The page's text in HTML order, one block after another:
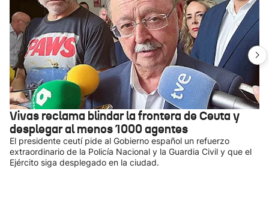
Vivas reclama blindar la frontera de Ceuta y
desplegar al menos 1000 agentes
El presidente ceutí pide al Gobierno español un refuerzo
extraordinario de la Policía Nacional y la Guardia Civil y que el
Ejército siga desplegado en la ciudad.